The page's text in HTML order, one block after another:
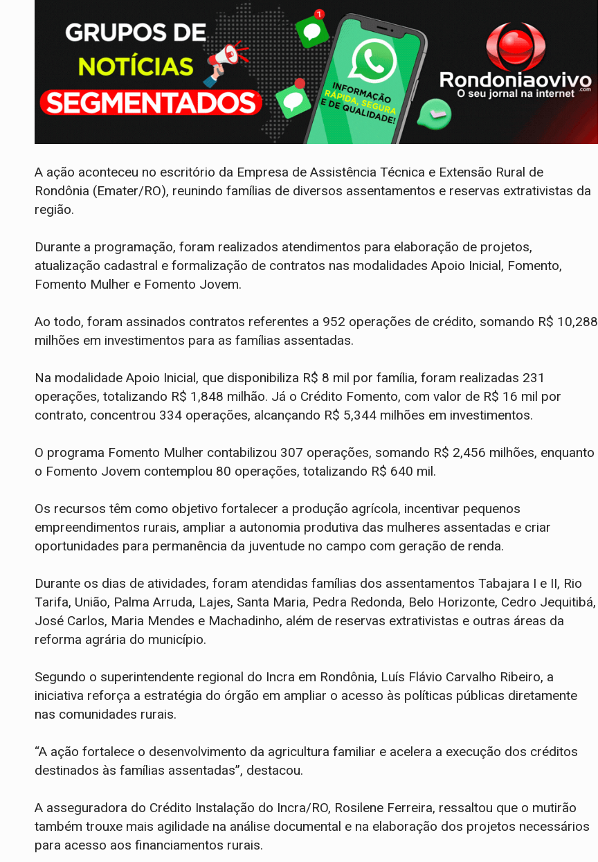
A ação aconteceu no escritório da Empresa de Assistência Técnica e Extensão Rural de
Rondônia (Emater/RO), reunindo famílias de diversos assentamentos e reservas extrativistas da
região.
Durante a programação, foram realizados atendimentos para elaboração de projetos,
atualização cadastral e formalização de contratos nas modalidades Apoio Inicial, Fomento,
Fomento Mulher e Fomento Jovem.
Ao todo, foram assinados contratos referentes a 952 operações de crédito, somando R$ 10,288
milhões em investimentos para as famílias assentadas.
Na modalidade Apoio Inicial, que disponibiliza R$ 8 mil por família, foram realizadas 231
operações, totalizando R$ 1,848 milhão. Já o Crédito Fomento, com valor de R$ 16 mil por
contrato, concentrou 334 operações, alcançando R$ 5,344 milhões em investimentos.
O programa Fomento Mulher contabilizou 307 operações, somando R$ 2,456 milhões, enquanto
o Fomento Jovem contemplou 80 operações, totalizando R$ 640 mil.
Os recursos têm como objetivo fortalecer a produção agrícola, incentivar pequenos
empreendimentos rurais, ampliar a autonomia produtiva das mulheres assentadas e criar
oportunidades para permanência da juventude no campo com geração de renda.
Durante os dias de atividades, foram atendidas famílias dos assentamentos Tabajara I e II, Rio
Tarifa, União, Palma Arruda, Lajes, Santa Maria, Pedra Redonda, Belo Horizonte, Cedro Jequitibá,
José Carlos, Maria Mendes e Machadinho, além de reservas extrativistas e outras áreas da
reforma agrária do município.
Segundo o superintendente regional do Incra em Rondônia, Luís Flávio Carvalho Ribeiro, a
iniciativa reforça a estratégia do órgão em ampliar o acesso às políticas públicas diretamente
nas comunidades rurais.
“A ação fortalece o desenvolvimento da agricultura familiar e acelera a execução dos créditos
destinados às famílias assentadas”, destacou.
A asseguradora do Crédito Instalação do Incra/RO, Rosilene Ferreira, ressaltou que o mutirão
também trouxe mais agilidade na análise documental e na elaboração dos projetos necessários
para acesso aos financiamentos rurais.